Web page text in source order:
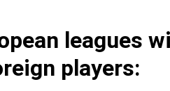
leagues
players: